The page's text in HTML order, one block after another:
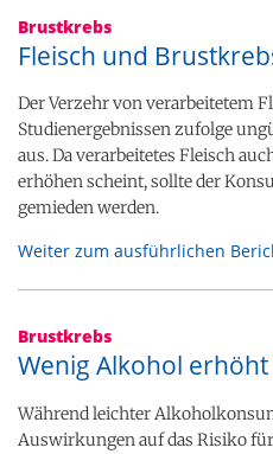
Brustkrebs
Fleisch und
Der Verzehr von verarbeitetem
Studienergebnissen zufolge
aus. Da verarbeitetes Fleisch
erhöhen scheint, sollte der
gemieden werden.
Weiter zum ausführlichen
Brustkrebs
Wenig Alkohol
Während leichter
Auswirkungen auf das Risiko